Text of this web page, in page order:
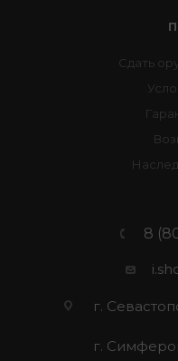
Сдать
8
г.
г.